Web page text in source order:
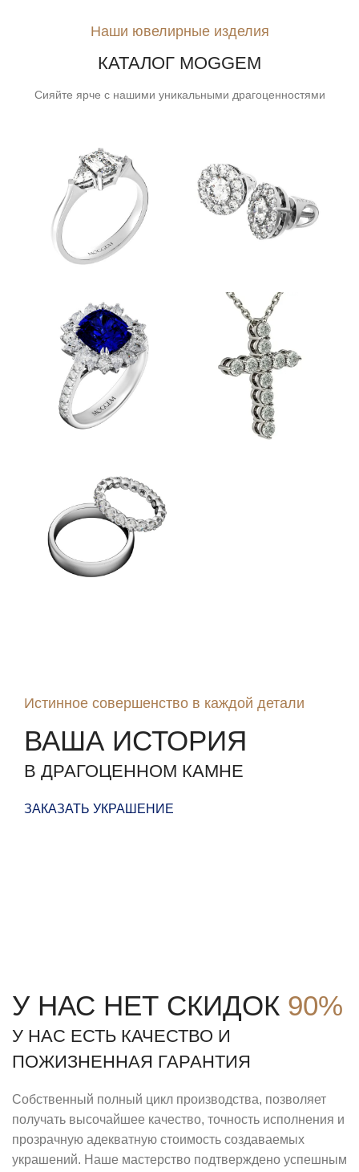
Наши ювелирные изделия
КАТАЛОГ MOGGEM
Сияйте ярче с нашими уникальными драгоценностями
ПОМОЛВОЧНЫЕ
КОЛЬЦА
СЕРЬГИ
Истинное совершенство в каждой детали
ВАША ИСТОРИЯ
В ДРАГОЦЕННОМ КАМНЕ
ЗАКАЗАТЬ УКРАШЕНИЕ
У НАС НЕТ СКИДОК 90%
У НАС ЕСТЬ КАЧЕСТВО И
ПОЖИЗНЕННАЯ ГАРАНТИЯ
Собственный полный цикл производства, позволяет
получать высочайшее качество, точность исполнения и
прозрачную адекватную стоимость создаваемых
украшений. Наше мастерство подтверждено успешным